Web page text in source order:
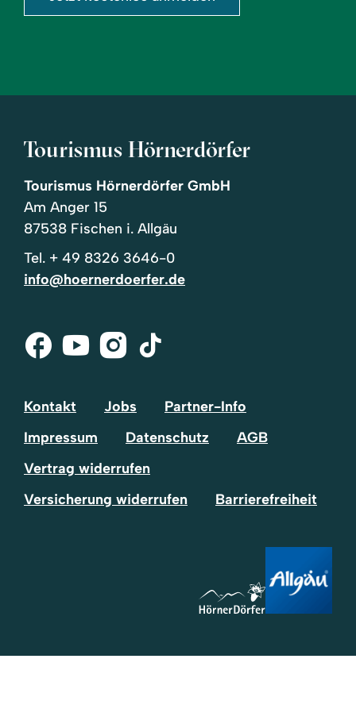
Tourismus Hörnerdörfer
Tourismus Hörnerdörfer GmbH
Am Anger 15
87538 Fischen i. Allgäu
Tel. + 49 8326 3646-0
info@hoernerdoerfer.de
Facebook
Youtube
Instagram
Tik-
Kontakt Jobs
Partner-Info
Impressum
Datenschutz
AGB
Vertrag widerrufen
Versicherung widerrufen
Barrierefreiheit